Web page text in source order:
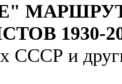
1930-
СССР и